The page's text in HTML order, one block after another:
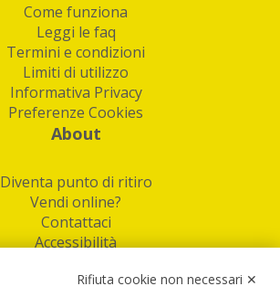
Come funziona
Leggi le faq
Termini e condizioni
Limiti di utilizzo
Informativa Privacy
Preferenze Cookies
About
Diventa punto di ritiro
Vendi online?
Contattaci
Accessibilità
Rifiuta cookie non necessari ✕